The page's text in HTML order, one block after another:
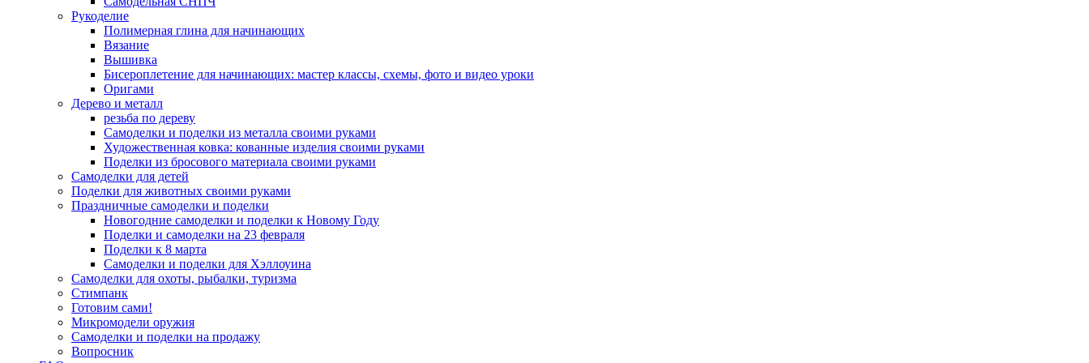
Рукоделие
Полимерная глина для начинающих
Вязание
Вышивка
Бисероплетение для начинающих: мастер классы, схемы, фото и видео уроки
Оригами
Дерево и металл
резьба по дереву
Самоделки и поделки из металла своими руками
Художественная ковка: кованные изделия своими руками
Поделки из бросового материала своими руками
Самоделки для детей
Поделки для животных своими руками
Праздничные самоделки и поделки
Новогодние самоделки и поделки к Новому Году
Поделки и самоделки на 23 февраля
Поделки к 8 марта
Самоделки и поделки для Хэллоуина
Самоделки для охоты, рыбалки, туризма
Стимпанк
Готовим сами!
Микромодели оружия
Самоделки и поделки на продажу
Вопросник